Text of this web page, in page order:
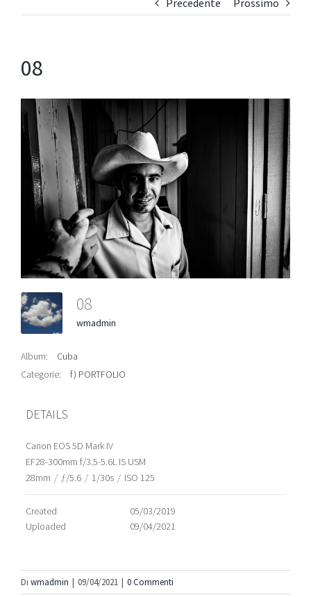
Precedente Prossimo
08
08
wmadmin
Album:
Cuba
Categorie:
f) PORTFOLIO
DETAILS
Canon EOS 5D Mark IV
EF28-300mm f/3.5-5.6L IS USM
28mm / ƒ/5.6 / 1/30s / ISO 125
Created
05/03/2019
Uploaded
09/04/2021
Di wmadmin | 09/04/2021 | 0 Commenti